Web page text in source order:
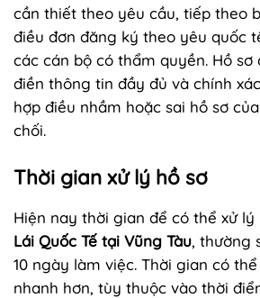
cần thiết theo yêu cầu, tiếp theo
điều đơn đăng ký theo yêu quốc
các cán bộ có thẩm quyền. Hồ sơ
điền thông tin đầy đủ và chính
hợp điều nhầm hoặc sai hồ sơ
chối.
Thời gian xử lý hồ sơ
Hiện nay thời gian để có thể xử lý
Lái Quốc Tế tại Vũng Tàu, thường
10 ngày làm việc. Thời gian có
nhanh hơn, tùy thuộc vào thời